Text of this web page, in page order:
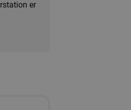
er